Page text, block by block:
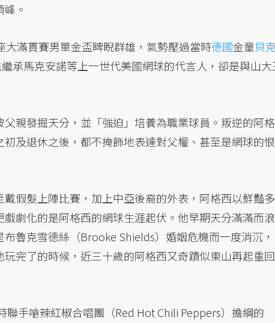
。
滿貫賽男單金盃睥睨群雄，氣勢壓過當時德國金童貝
承馬克安諾等上一世代美國網球的代言人，卻是與山大
親發掘天分，並「強迫」培養為職業球員。叛逆的阿格
及退休之後，都不掩飾地表達對父權、甚至是網球的恨
假髮上陣比賽，加上中亞後裔的外表，阿格西以鮮豔多
劇化的是阿格西的網球生涯起伏。他早期天分滿滿而浪
魯克雪德絲（Brooke Shields）婚姻危機而一度消沉，
完了的時候，近三十歲的阿格西又奇蹟似東山再起重回
手嗆辣紅椒合唱團（Red Hot Chili Peppers）擔綱的